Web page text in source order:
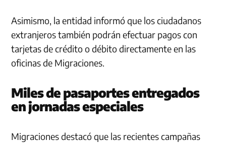
Asimismo, la entidad informó que los ciudadanos
extranjeros también podrán efectuar pagos con
tarjetas de crédito o débito directamente en las
oficinas de Migraciones.
Miles de pasaportes entregados
en jornadas especiales
Migraciones destacó que las recientes campañas